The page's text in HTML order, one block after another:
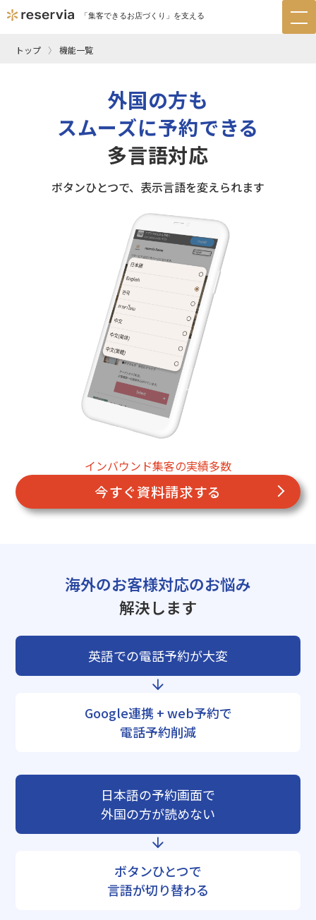
「集客できるお店づくり」を支える
トップ 機能一覧
外国の方も
スムーズに予約できる
多言語対応
ボタンひとつで、表示言語を変えられます
インバウンド集客の実績多数
今すぐ資料請求する
海外のお客様対応のお悩み
解決します
英語での電話予約が大変
Google連携 + web予約で
電話予約削減
日本語の予約画面で
外国の方が読めない
ボタンひとつで
言語が切り替わる